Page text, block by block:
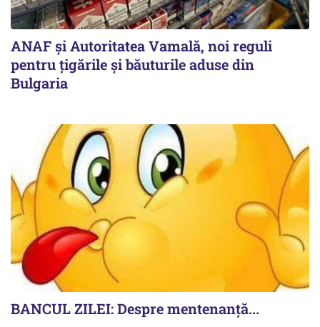
ANAF și Autoritatea Vamală, noi reguli
pentru țigările și băuturile aduse din
Bulgaria
BANCUL ZILEI: Despre mentenanță...